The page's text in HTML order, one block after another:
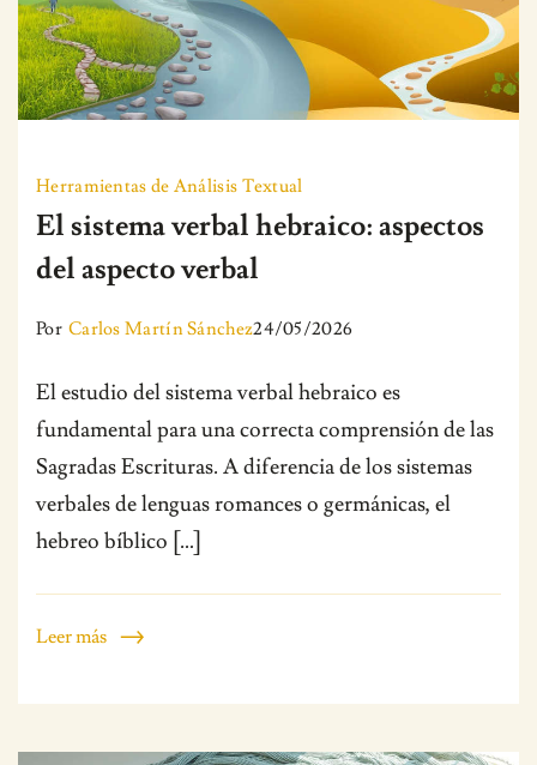
Herramientas de Análisis Textual
El sistema verbal hebraico: aspectos
del aspecto verbal
Por Carlos Martín Sánchez24/05/2026
El estudio del sistema verbal hebraico es
fundamental para una correcta comprensión de las
Sagradas Escrituras. A diferencia de los sistemas
verbales de lenguas romances o germánicas, el
hebreo bíblico […]
Leer más